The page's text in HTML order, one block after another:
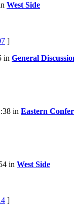
West Side
]
in General
in Eastern
in West Side
]